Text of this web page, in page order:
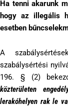
Ha tenni akarunk
hogy az illegális
esetben
A
szabálysértési
196. § (2)
közterületen
lerakóhelyen rak le